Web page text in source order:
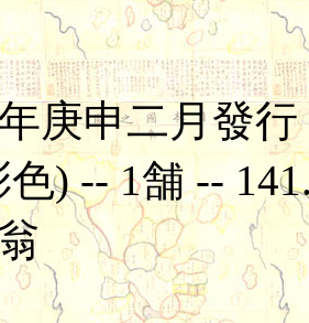
庚申二月發
) -- 1舗 --